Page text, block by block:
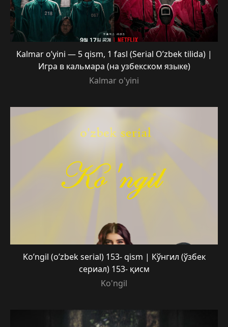
Kalmar o’yini — 5 qism, 1 fasl (Serial O’zbek tilida) |
Игра в кальмара (на узбекском языке)
Kalmar o'yini
Ko’ngil (o’zbek serial) 153- qism | Кўнгил (ўзбек
сериал) 153- қисм
Ko'ngil